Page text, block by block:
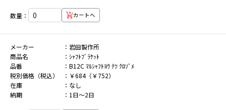
数量： カートへ
メーカー
岩田製作所
商品名
ｼｬﾌﾄﾌﾞﾗｹｯﾄ
品番
B12C ﾏﾙｼｬﾌﾄﾖｳ ﾃﾂ ｸﾛｿﾞﾒ
税別価格（税込）
￥684（￥752）
在庫
なし
納期
1日～2日